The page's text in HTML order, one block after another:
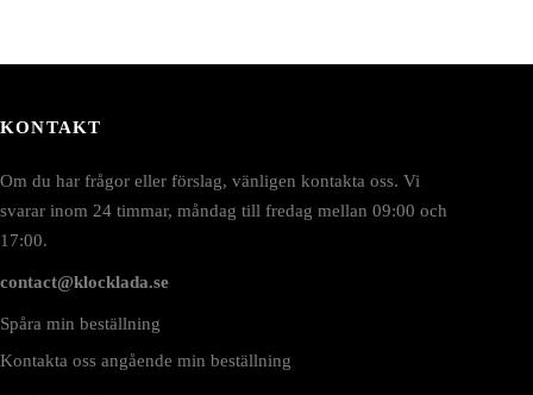
KONTAKT
Om du har frågor eller förslag, vänligen kontakta oss. Vi
svarar inom 24 timmar, måndag till fredag mellan 09:00 och
17:00.
contact@klocklada.se
Spåra min beställning
Kontakta oss angående min beställning